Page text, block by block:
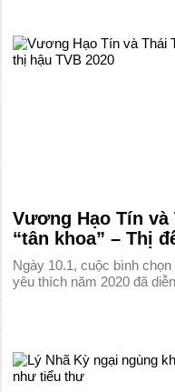
Vương Hạo Tín
“tân khoa” – Thị
Ngày 10.1, cuộc bình
yêu thích năm 2020 đã